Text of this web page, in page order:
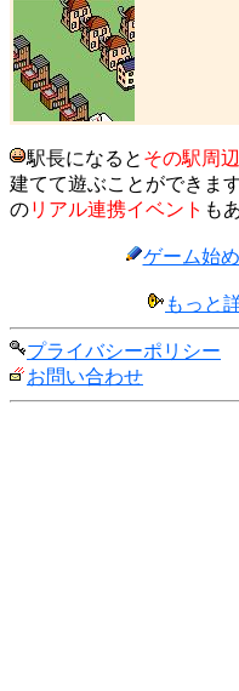
駅長になると その駅周
建てて遊ぶことができま
のリアル連携イベント も
ゲーム始
もっと
プライバシーポリシー
お問い合わせ